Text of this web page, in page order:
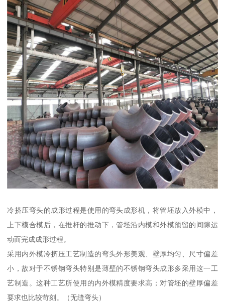
冷挤压弯头的成形过程是使用的弯头成形机，将管坯放入外模中，
上下模合模后，在推杆的推动下，管坯沿内模和外模预留的间隙运
动而完成成形过程。
采用内外模冷挤压工艺制造的弯头外形美观、壁厚均匀、尺寸偏差
小，故对于不锈钢弯头特别是薄壁的不锈钢弯头成形多采用这一工
艺制造。这种工艺所使用的内外模精度要求高；对管坯的壁厚偏差
要求也比较苛刻。（无缝弯头）